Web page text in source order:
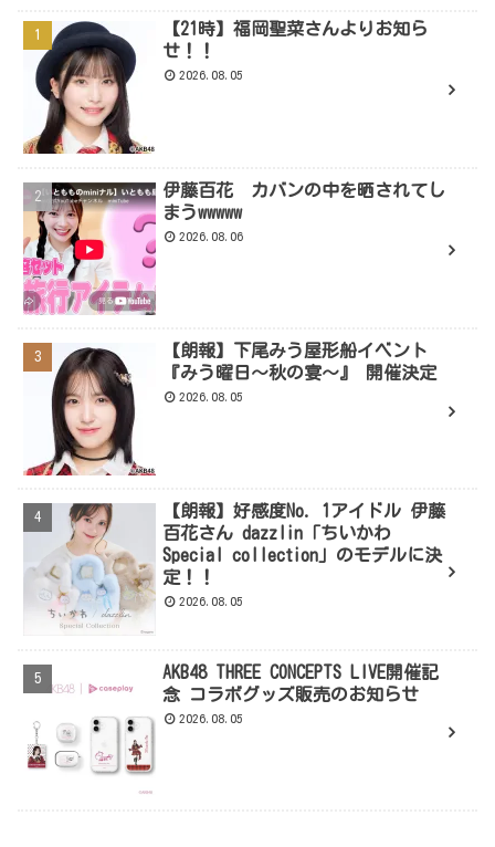
【21時】福岡聖菜さんよりお知ら
せ！！
2026.08.05
伊藤百花 カバンの中を晒されてし
まうwwwww
2026.08.06
【朗報】下尾みう屋形船イベント
『みう曜日～秋の宴～』 開催決定
2026.08.05
【朗報】好感度No. 1アイドル 伊藤
百花さん dazzlin「ちいかわ
Special collection」のモデルに決
定！！
2026.08.05
AKB48 THREE CONCEPTS LIVE開催記
念 コラボグッズ販売のお知らせ
2026.08.05